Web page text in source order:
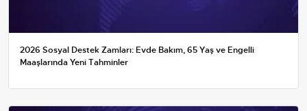
2026 Sosyal Destek Zamları: Evde Bakım, 65 Yaş ve Engelli
Maaşlarında Yeni Tahminler